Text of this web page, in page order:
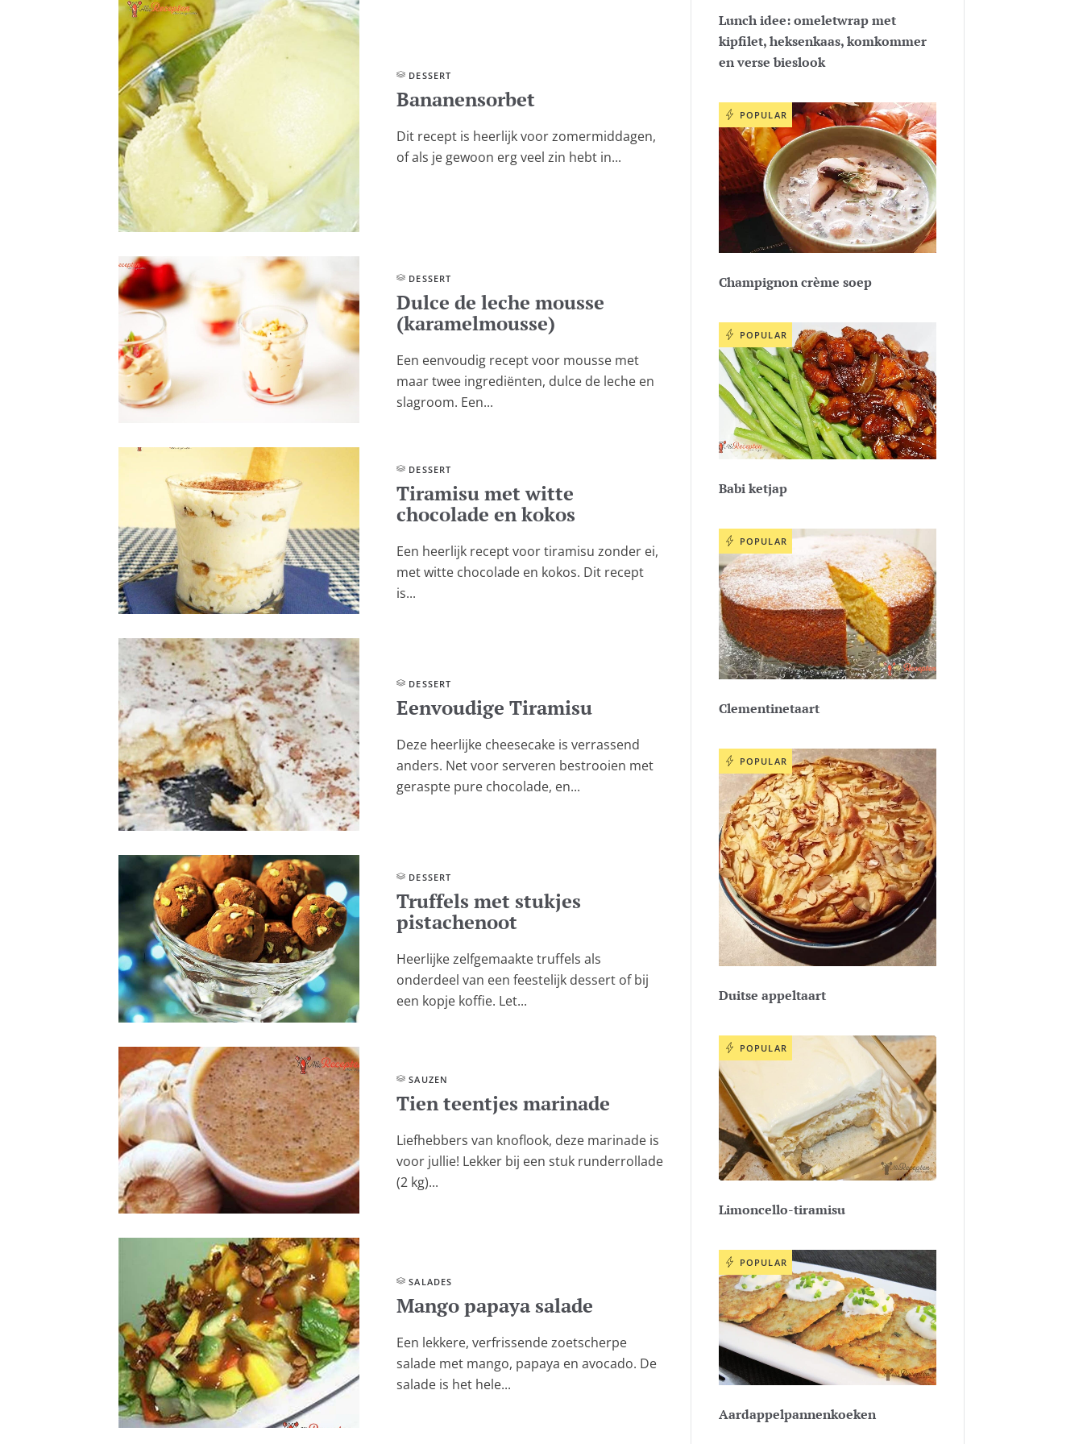
DESSERT
Bananensorbet
Dit recept is heerlijk voor zomermiddagen,
of als je gewoon erg veel zin hebt in...
DESSERT
Dulce de leche mousse
(karamelmousse)
Een eenvoudig recept voor mousse met
maar twee ingrediënten, dulce de leche en
slagroom. Een...
DESSERT
Tiramisu met witte
chocolade en kokos
Een heerlijk recept voor tiramisu zonder ei,
met witte chocolade en kokos. Dit recept
is...
DESSERT
Eenvoudige Tiramisu
Deze heerlijke cheesecake is verrassend
anders. Net voor serveren bestrooien met
geraspte pure chocolade, en...
DESSERT
Truffels met stukjes
pistachenoot
Heerlijke zelfgemaakte truffels als
onderdeel van een feestelijk dessert of bij
een kopje koffie. Let...
SAUZEN
Tien teentjes marinade
Liefhebbers van knoflook, deze marinade is
voor jullie! Lekker bij een stuk runderrollade
(2 kg)...
SALADES
Mango papaya salade
Een lekkere, verfrissende zoetscherpe
salade met mango, papaya en avocado. De
salade is het hele...
Lunch idee: omeletwrap met
kipfilet, heksenkaas, komkommer
en verse bieslook
POPULAR
Champignon crème soep
POPULAR
Babi ketjap
POPULAR
Clementinetaart
POPULAR
Duitse appeltaart
POPULAR
Limoncello-tiramisu
POPULAR
Aardappelpannenkoeken